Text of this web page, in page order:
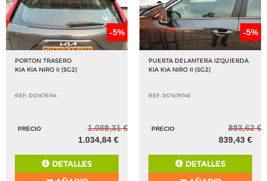
-5%
PORTON TRASERO
KIA KIA NIRO II (SG2)
REF: DO1476144
PRECIO
1.089,31 €
1.034,84 €
DETALLES
-5%
PUERTA DELANTERA IZQUIERDA
KIA KIA NIRO II (SG2)
REF: DO1476148
PRECIO
883,62 €
839,43 €
DETALLES